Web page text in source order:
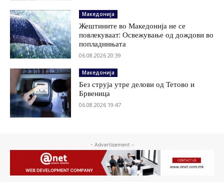
Македонија
Жештините во Македонија не се
повлекуваат: Освежување од дождови во
попладнињата
06.08.2026 20:39
Македонија
Без струја утре делови од Тетово и
Брвеница
06.08.2026 19:47
- Advertisement -